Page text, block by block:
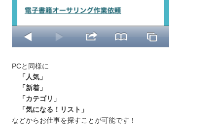
PCと同様に
「人気」
「新着」
「カテゴリ」
「気になる！リスト」
などからお仕事を探すことが可能です！